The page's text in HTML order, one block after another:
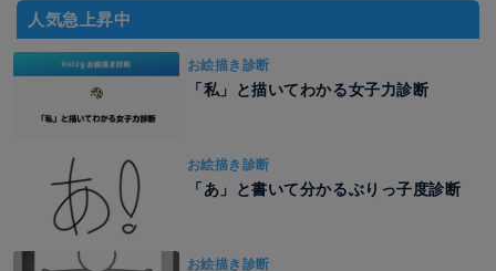
人気急上昇中
お絵描き診断
「私」と描いてわかる女子力診断
お絵描き診断
「あ」と書いて分かるぶりっ子度診断
お絵描き診断